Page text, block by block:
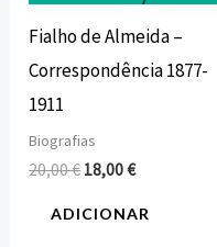
Fialho de Almeida –
Correspondência 1877-
1911
Biografias
20,00€ 18,00€
ADICIONAR